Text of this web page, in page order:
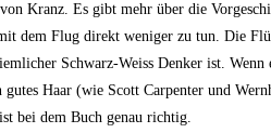
Kranz. Es gibt mehr über die
dem Flug direkt weniger zu tun. Die
Schwarz-Weiss Denker ist.
Haar (wie Scott Carpenter und
bei dem Buch genau richtig.